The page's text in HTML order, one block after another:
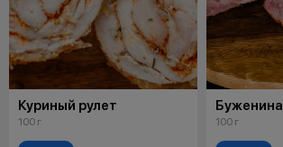
Куриный рулет
100 г
Буженина
100 г